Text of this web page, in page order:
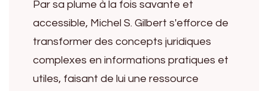
Par sa plume à la fois savante et
accessible, Michel S. Gilbert s'efforce de
transformer des concepts juridiques
complexes en informations pratiques et
utiles, faisant de lui une ressource